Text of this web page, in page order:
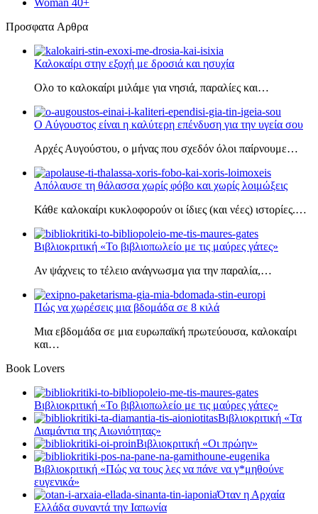
Πρoσφατα Aρθρα
Καλοκαίρι στην εξοχή με δροσιά και ησυχία
Ολο το καλοκαίρι μιλάμε για νησιά, παραλίες και…
Ο Αύγουστος είναι η καλύτερη επένδυση για την υγεία σου
Αρχές Αυγούστου, ο μήνας που σχεδόν όλοι παίρνουμε…
Απόλαυσε τη θάλασσα χωρίς φόβο και χωρίς λοιμώξεις
Κάθε καλοκαίρι κυκλοφορούν οι ίδιες (και νέες) ιστορίες.…
Βιβλιοκριτική «Το βιβλιοπωλείο με τις μαύρες γάτες»
Αν ψάχνεις το τέλειο ανάγνωσμα για την παραλία,…
Πώς να χωρέσεις μια βδομάδα σε 8 κιλά
Μια εβδομάδα σε μια ευρωπαϊκή πρωτεύουσα, καλοκαίρι
και…
Book Lovers
Βιβλιοκριτική «Το βιβλιοπωλείο με τις μαύρες γάτες»
Βιβλιοκριτική «Τα
Διαμάντια της Αιωνιότητας»
Βιβλιοκριτική «Οι πρώην»
Βιβλιοκριτική «Πώς να τους λες να πάνε να γ*μηθούνε
ευγενικά»
Όταν η Αρχαία
Ελλάδα συναντά την Ιαπωνία